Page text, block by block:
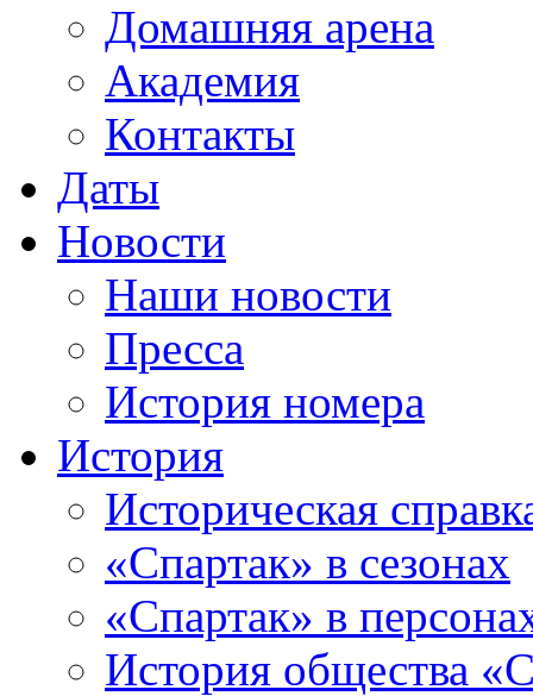
Домашняя арена
Академия
Контакты
Даты
Новости
Наши новости
Пресса
История номера
История
Историческая
«Спартак» в сезонах
«Спартак» в
История общества